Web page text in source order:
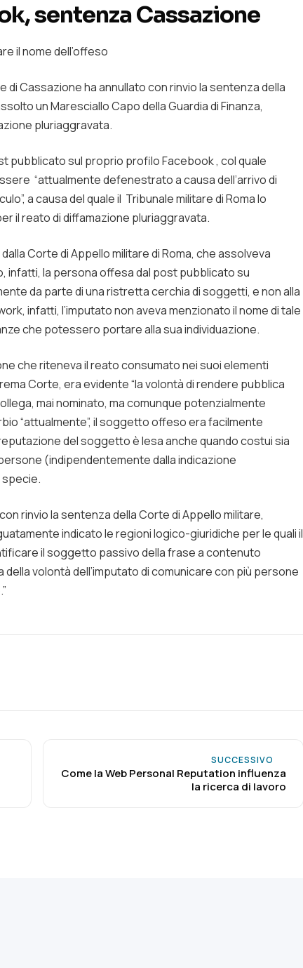
sentenza Cassazione
il nome dell’offeso
di Cassazione ha annullato con rinvio la sentenza della
un Maresciallo Capo della Guardia di Finanza,
pluriaggravata.
pubblicato sul proprio profilo Facebook , col quale
“attualmente defenestrato a causa dell’arrivo di
a causa del quale il Tribunale militare di Roma lo
il reato di diffamazione pluriaggravata.
Corte di Appello militare di Roma, che assolveva
infatti, la persona offesa dal post pubblicato su
da parte di una ristretta cerchia di soggetti, e non alla
infatti, l’imputato non aveva menzionato il nome di tale
che potessero portare alla sua individuazione.
che riteneva il reato consumato nei suoi elementi
Corte, era evidente “la volontà di rendere pubblica
mai nominato, ma comunque potenzialmente
“attualmente”, il soggetto offeso era facilmente
del soggetto è lesa anche quando costui sia
(indipendentemente dalla indicazione
specie.
rinvio la sentenza della Corte di Appello militare,
indicato le regioni logico-giuridiche per le quali il
il soggetto passivo della frase a contenuto
volontà dell’imputato di comunicare con più persone
SUCCESSIVO
Come la Web Personal Reputation influenza
la ricerca di lavoro